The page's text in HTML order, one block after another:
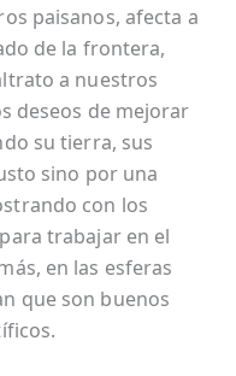
paisanos, afecta a
de la frontera,
a nuestros
deseos de mejorar
su tierra, sus
sino por una
con los
trabajar en el
en las esferas
que son buenos